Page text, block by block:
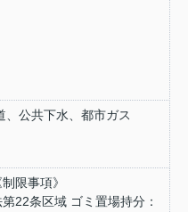
、公共下水、都市ガス
制限事項》
第22条区域 ゴミ置場持分：